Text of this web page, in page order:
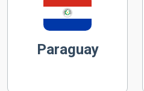
Paraguay